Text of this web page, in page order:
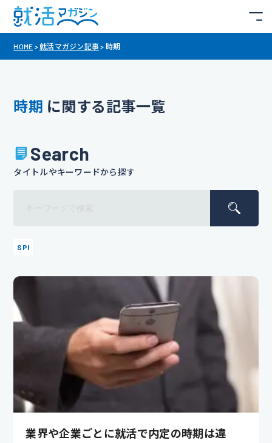
HOME >就活マガジン記事 > 時期
時期 に関する記事一覧
Search
タイトルやキーワードから探す
SPI
業界や企業ごとに就活で内定の時期は違